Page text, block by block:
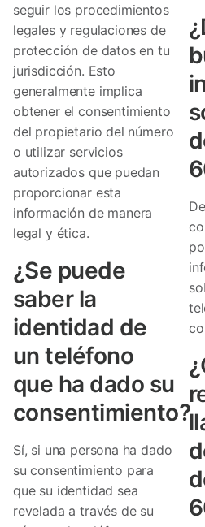
seguir los procedimientos
legales y regulaciones de
protección de datos en tu
jurisdicción. Esto
generalmente implica
obtener el consentimiento
del propietario del número
o utilizar servicios
autorizados que puedan
proporcionar esta
información de manera
legal y ética.
¿Se puede
saber la
identidad de
un teléfono
que ha dado su
consentimiento?
Sí, si una persona ha dado
su consentimiento para
que su identidad sea
revelada a través de su